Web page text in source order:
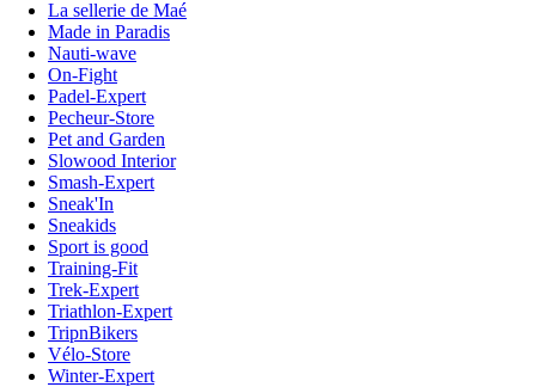
La sellerie de Maé
Made in Paradis
Nauti-wave
On-Fight
Padel-Expert
Pecheur-Store
Pet and Garden
Slowood Interior
Smash-Expert
Sneak'In
Sneakids
Sport is good
Training-Fit
Trek-Expert
Triathlon-Expert
TripnBikers
Vélo-Store
Winter-Expert